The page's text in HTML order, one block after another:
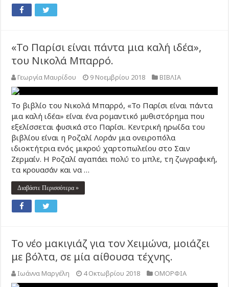
«Το Παρίσι είναι πάντα μια καλή ιδέα»,
του Νικολά Μπαρρό.
Γεωργία Μαυρίδου 9 Νοεμβρίου 2018 ΒΙΒΛΙΑ
Το βιβλίο του Νικολά Μπαρρό, «Το Παρίσι είναι πάντα
μια καλή ιδέα» είναι ένα ρομαντικό μυθιστόρημα που
εξελίσσεται φυσικά στο Παρίσι. Κεντρική ηρωίδα του
βιβλίου είναι η Ροζαλί Λοράν μια ονειροπόλα
ιδιοκτήτρια ενός μικρού χαρτοπωλείου στο Σαιν
Ζερμαίν. Η Ροζαλί αγαπάει πολύ το μπλε, τη ζωγραφική,
τα κρουασάν και να …
Διαβάστε Περισσότερα »
Το νέο μακιγιάζ για τον Χειμώνα, μοιάζει
με βόλτα, σε μία αίθουσα τέχνης.
Ιωάννα Μαργέλη 4 Οκτωβρίου 2018 ΟΜΟΡΦΙΑ